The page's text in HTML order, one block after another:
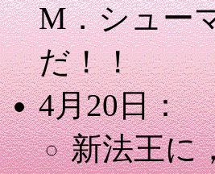
M．シュー
だ！！
4月20日：
新法王に